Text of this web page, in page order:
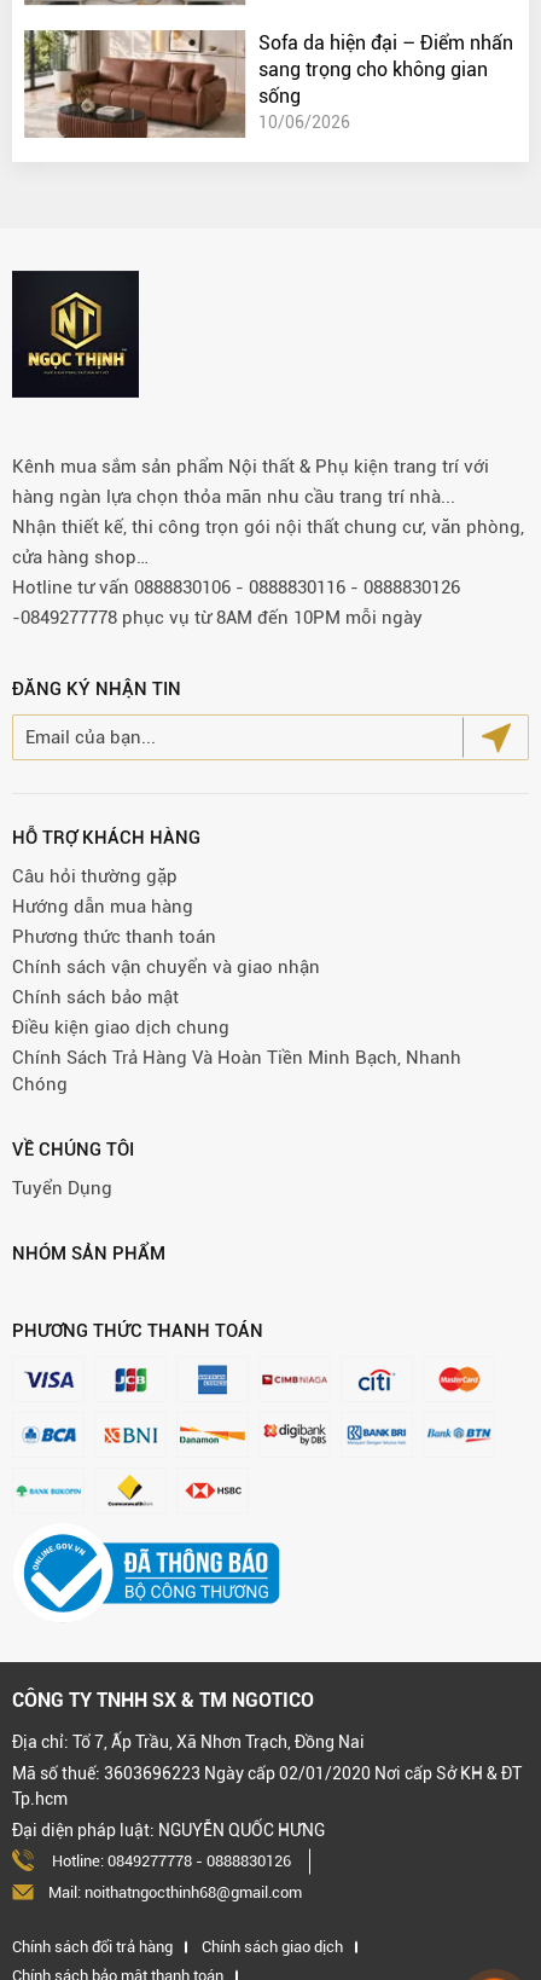
Sofa da hiện đại – Điểm nhấn
sang trọng cho không gian
sống
10/06/2026
Kênh mua sắm sản phẩm Nội thất & Phụ kiện trang trí với
hàng ngàn lựa chọn thỏa mãn nhu cầu trang trí nhà...
Nhận thiết kế, thi công trọn gói nội thất chung cư, văn phòng,
cửa hàng shop…
Hotline tư vấn 0888830106 - 0888830116 - 0888830126
-0849277778 phục vụ từ 8AM đến 10PM mỗi ngày
ĐĂNG KÝ NHẬN TIN
HỖ TRỢ KHÁCH HÀNG
Câu hỏi thường gặp
Hướng dẫn mua hàng
Phương thức thanh toán
Chính sách vận chuyển và giao nhận
Chính sách bảo mật
Điều kiện giao dịch chung
Chính Sách Trả Hàng Và Hoàn Tiền Minh Bạch, Nhanh
Chóng
VỀ CHÚNG TÔI
Tuyển Dụng
NHÓM SẢN PHẨM
PHƯƠNG THỨC THANH TOÁN
CÔNG TY TNHH SX & TM NGOTICO
Địa chỉ: Tổ 7, Ấp Trầu, Xã Nhơn Trạch, Đồng Nai
Mã số thuế: 3603696223 Ngày cấp 02/01/2020 Nơi cấp Sở KH & ĐT
Tp.hcm
Đại diện pháp luật: NGUYỄN QUỐC HƯNG
Hotline: 0849277778 - 0888830126
Mail: noithatngocthinh68@gmail.com
Chính sách đổi trả hàng
Chính sách giao dịch
Chính sách bảo mật thanh toán